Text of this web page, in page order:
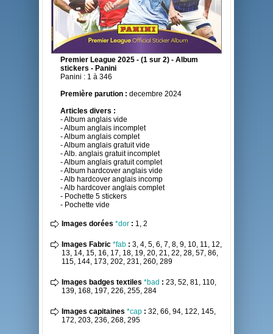
Premier League 2025 - (1 sur 2) - Album
stickers - Panini
Panini : 1 à 346
Première parution : decembre 2024
Articles divers :
- Album anglais vide
- Album anglais incomplet
- Album anglais complet
- Album anglais gratuit vide
- Alb. anglais gratuit incomplet
- Album anglais gratuit complet
- Album hardcover anglais vide
- Alb hardcover anglais incomp
- Alb hardcover anglais complet
- Pochette 5 stickers
- Pochette vide
Images dorées *dor : 1, 2
Images Fabric *fab : 3, 4, 5, 6, 7, 8, 9, 10, 11, 12,
13, 14, 15, 16, 17, 18, 19, 20, 21, 22, 28, 57, 86,
115, 144, 173, 202, 231, 260, 289
Images badges textiles *bad : 23, 52, 81, 110,
139, 168, 197, 226, 255, 284
Images capitaines *cap : 32, 66, 94, 122, 145,
172, 203, 236, 268, 295